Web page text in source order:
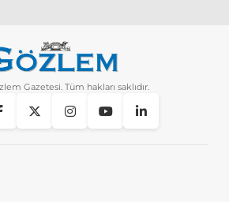
nasıl temizlenir?
Gazetesi. Tüm hakları saklıdır.